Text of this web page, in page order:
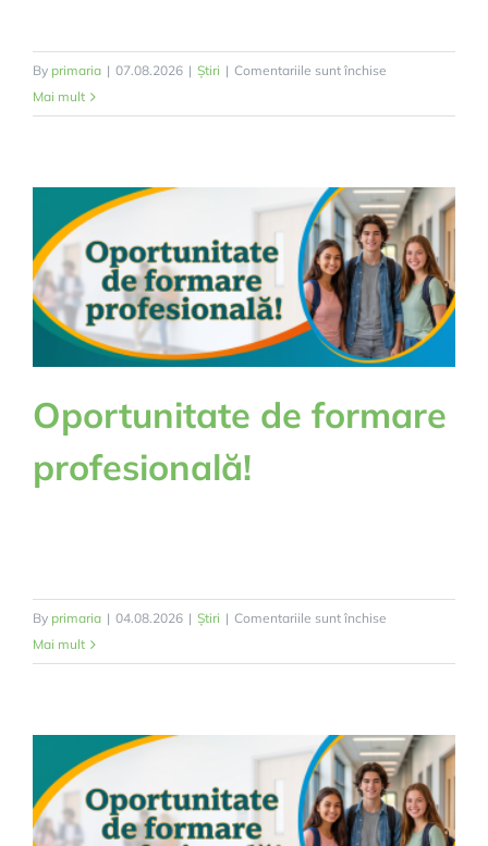
By primaria | 07.08.2026 | Știri | Comentariile sunt închise
Important
Mai mult
Oportunitate de formare
profesională!
By primaria | 04.08.2026 | Știri | Comentariile sunt închise
de
Mai mult